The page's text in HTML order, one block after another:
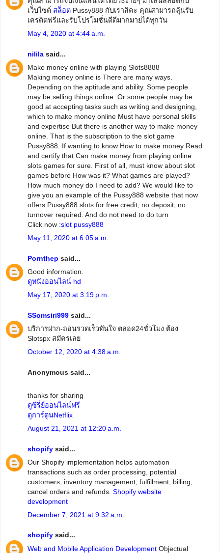
เว็บไซต์ สล็อต Pussy888 กับเราสิคะ คุณสามารถลุ้นรับ
เครดิตฟรีและรับโปรโมชั่นดีดีมากมายได้ทุกวัน
May 4, 2020 at 4:44 a.m.
nilila said...
Make money online with playing Slots8888
Making money online is There are many ways.
Depending on the aptitude and ability. Some people
may be selling things online. Or some people may be
good at accepting tasks such as writing and designing,
which to make money online Must have personal skills
and expertise But there is another way to make money
online. That is the subscription to the slot game
Pussy888. If wanting to know How to make money Read
and certify that Can make money from playing online
slots games for sure. First of all, must know about slot
games before How was it? What games are played?
How much money do I need to add? We would like to
give you an example of the Pussy888 website that now
offers Pussy888 slots for free credit, no deposit, no
turnover required. And do not need to do turn
Click now :slot pussy888
May 11, 2020 at 6:05 a.m.
Pornthep said...
Good information.
ดูหนังออนไลน์ hd
May 17, 2020 at 3:19 p.m.
SSomsiri999 said...
บริการฝาก-ถอนรวดเร็วทันใจ ตลอด24ชั่วโมง ต้อง
Slotspx สมัครเลย
October 12, 2020 at 4:38 a.m.
Anonymous said...
thanks for sharing
ดูซีรี่ย์ออนไลน์ฟรี
ดูการ์ตูนNetflix
August 21, 2021 at 12:20 a.m.
shopify said...
Our Shopify implementation helps automation
transactions such as order processing, potential
customers, inventory management, fulfillment, billing,
cancel orders and refunds. Shopify website
development
December 7, 2021 at 9:32 a.m.
shopify said...
Web and Mobile Application Development Objectual